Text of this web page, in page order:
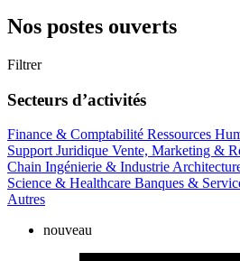
Nos postes ouverts
Filtrer
Secteurs d’activités
Finance & Comptabilité Ressources
SupportJuridique Vente, Marketing &
Chain Ingénierie & Industrie
Science & Healthcare Banques &
Autres
nouveau